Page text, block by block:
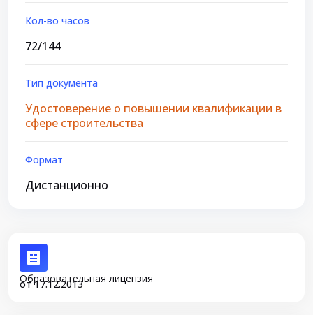
Кол-во часов
72/144
Тип документа
Удостоверение о повышении квалификации в
сфере строительства
Формат
Дистанционно
Образовательная лицензия
от 17.12.2013